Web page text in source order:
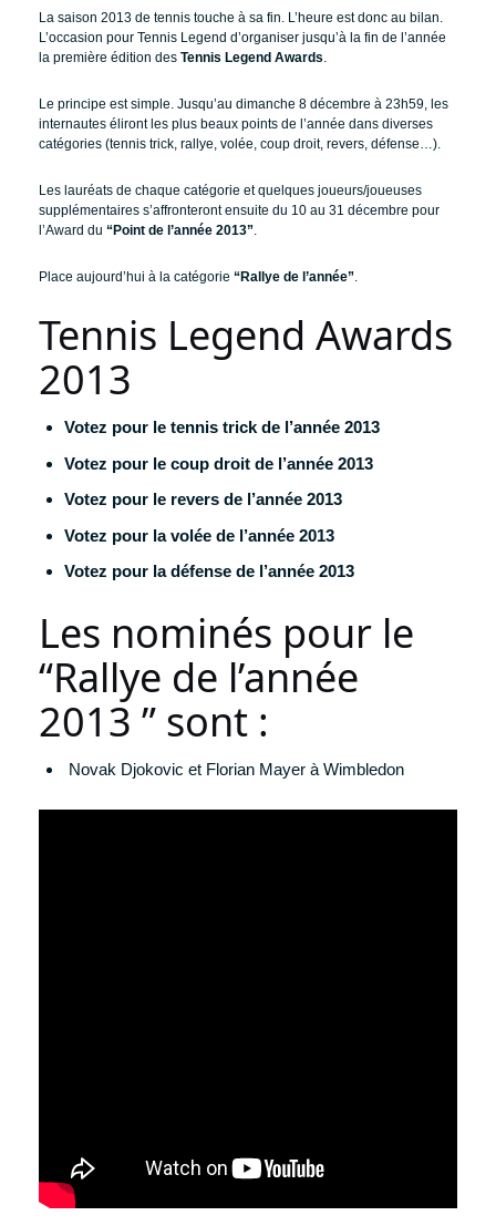
La saison 2013 de tennis touche à sa fin. L’heure est donc au bilan.
L’occasion pour Tennis Legend d’organiser jusqu’à la fin de l’année
la première édition des Tennis Legend Awards.
Le principe est simple. Jusqu’au dimanche 8 décembre à 23h59, les
internautes éliront les plus beaux points de l’année dans diverses
catégories (tennis trick, rallye, volée, coup droit, revers, défense…).
Les lauréats de chaque catégorie et quelques joueurs/joueuses
supplémentaires s’affronteront ensuite du 10 au 31 décembre pour
l’Award du “Point de l’année 2013”.
Place aujourd’hui à la catégorie “Rallye de l’année”.
Tennis Legend Awards
2013
Votez pour le tennis trick de l’année 2013
Votez pour le coup droit de l’année 2013
Votez pour le revers de l’année 2013
Votez pour la volée de l’année 2013
Votez pour la défense de l’année 2013
Les nominés pour le
“Rallye de l’année
2013 ” sont :
Novak Djokovic et Florian Mayer à Wimbledon